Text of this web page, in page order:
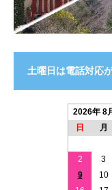
土曜日は電話対応
2026年 8
日
月
2
3
9
10